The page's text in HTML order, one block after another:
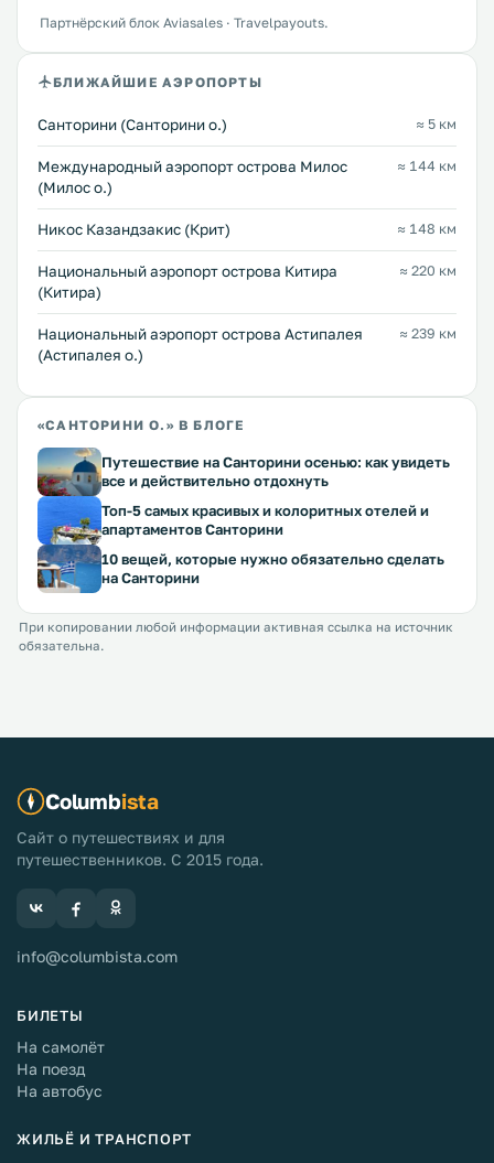
Партнёрский блок Aviasales · Travelpayouts.
БЛИЖАЙШИЕ АЭРОПОРТЫ
Санторини (Санторини о.) ≈ 5 км
Междунарoдный аэропорт острова Милос
(Милос о.)
≈ 144 км
Никос Казандзакис (Крит) ≈ 148 км
Национальный аэропорт острова Китира
(Китира)
≈ 220 км
Национальный аэропорт острова Астипалея
(Астипалея о.)
≈ 239 км
«САНТОРИНИ О.» В БЛОГЕ
Путешествие на Санторини осенью: как увидеть
все и действительно отдохнуть
Топ-5 самых красивых и колоритных отелей и
апартаментов Санторини
10 вещей, которые нужно обязательно сделать
на Санторини
При копировании любой информации активная ссылка на источник
обязательна.
Columbista
Сайт о путешествиях и для
путешественников. С 2015 года.
info@columbista.com
БИЛЕТЫ
На самолёт
На поезд
На автобус
ЖИЛЬЁ И ТРАНСПОРТ